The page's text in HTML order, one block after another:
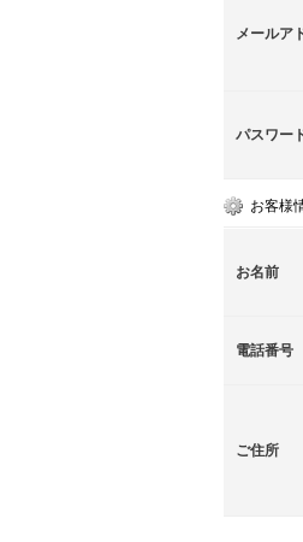
メールア
パスワー
お客様
お名前
電話番号
ご住所